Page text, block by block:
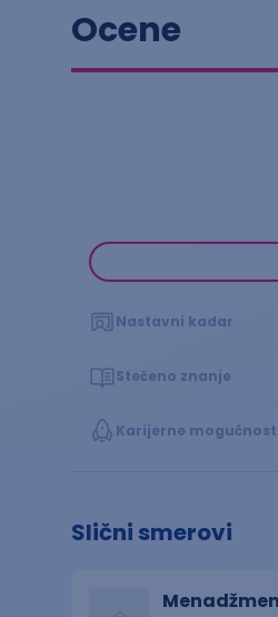
Ocene
Nastavni kadar
Stečeno znanje
Karijerne
Slični smerovi